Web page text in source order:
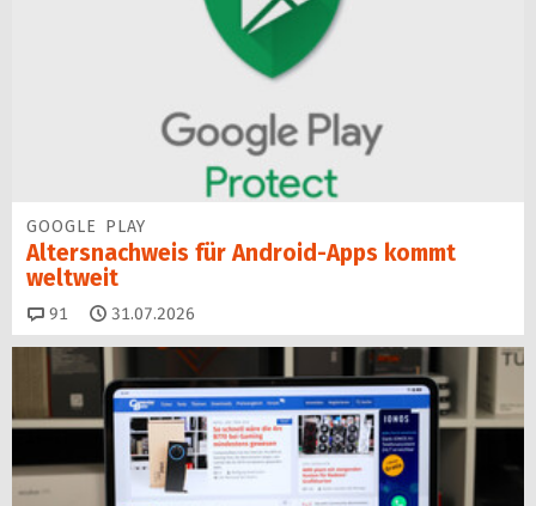
GOOGLE PLAY
Altersnachweis für Android-Apps kommt
weltweit
91 Kommentare
31.07.2026